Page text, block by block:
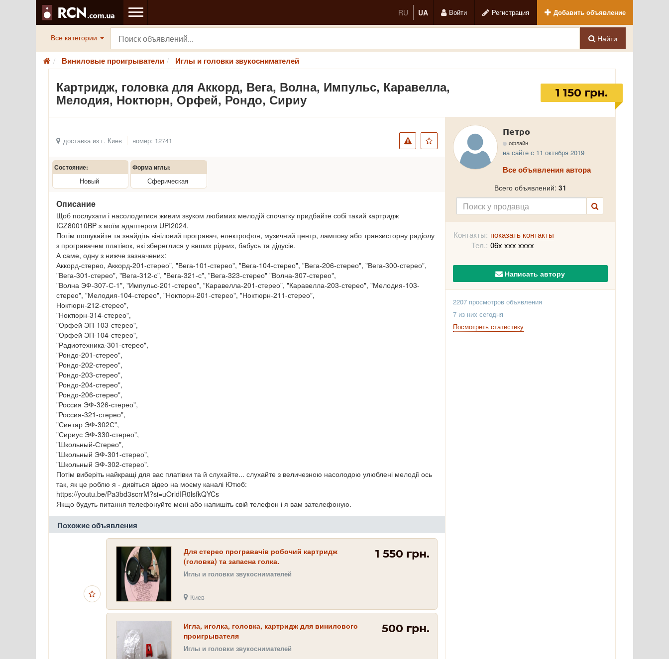
RU UA Войти Регистрация Добавить объявление
Все категории Найти
Виниловые проигрыватели Иглы и головки звукоснимателей
Картридж, головка для Аккорд, Вега, Волна, Импульс, Каравелла,
Мелодия, Ноктюрн, Орфей, Рондо, Сириу 1 150 грн.
доставка из г. Киев номер: 12741
Состояние:
Новый
Форма иглы:
Сферическая
Описание
Щоб послухати і насолодитися живим звуком любимих мелодій спочатку придбайте собі такий картридж
ICZ80010BP з моїм адаптером UPI2024.
Потім пошукайте та знайдіть вініловий програвач, електрофон, музичний центр, лампову або транзисторну радіолу
з програвачем платівок, які збереглися у ваших рідних, бабусь та дідусів.
А саме, одну з нижче зазначених:
Аккорд-стерео, Аккорд-201-стерео", "Вега-101-стерео", "Вега-104-стерео", "Вега-206-стерео", "Вега-300-стерео",
"Вега-301-стерео", "Вега-312-с", "Вега-321-с", "Вега-323-стерео" "Волна-307-стерео",
"Волна ЭФ-307-С-1", "Импульс-201-стерео", "Каравелла-201-стерео", "Каравелла-203-стерео", "Мелодия-103-
стерео", "Мелодия-104-стерео", "Ноктюрн-201-стерео", "Ноктюрн-211-стерео",
Ноктюрн-212-стерео",
"Ноктюрн-314-стерео",
"Орфей ЭП-103-стерео",
"Орфей ЭП-104-стерео",
"Радиотехника-301-стерео",
"Рондо-201-стерео",
"Рондо-202-стерео",
"Рондо-203-стерео",
"Рондо-204-стерео",
"Рондо-206-стерео",
"Россия ЭФ-326-стерео",
"Россия-321-стерео",
"Синтар ЭФ-302С",
"Сириус ЭФ-330-стерео",
"Школьный-Стерео",
"Школьный ЭФ-301-стерео",
"Школьный ЭФ-302-стерео".
Потім виберіть найкращі для вас платівки та й слухайте... слухайте з величезною насолодою улюблені мелодії ось
так, як це роблю я - дивіться відео на моєму каналі Ютюб:
https://youtu.be/Pa3bd3scrrM?si=uOrldIR0lsfkQYCs
Якщо будуть питання телефонуйте мені або напишіть свій телефон і я вам зателефоную.
Похожие объявления
Для стерео програвачів робочий картридж
(головка) та запасна голка.
Иглы и головки звукоснимателей
Киев
1 550 грн.
Игла, иголка, головка, картридж для винилового
проигрывателя
Иглы и головки звукоснимателей
500 грн.
Петро
офлайн
на сайте с 11 октября 2019
Все объявления автора
Всего объявлений: 31
Контакты: показать контакты
Тел.: 06x xxx xxxx
Написать автору
2207 просмотров объявления
7 из них сегодня
Посмотреть статистику